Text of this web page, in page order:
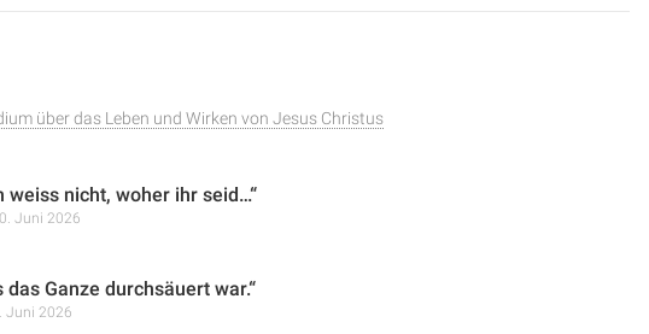
über das Leben und Wirken von Jesus Christus
weiss nicht, woher ihr seid…“
Juni 2026
Ganze durchsäuert war.“
Juni 2026